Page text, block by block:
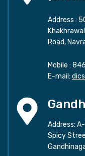
Address :
Road,
Mobile :
E-mail:
Address:
Spicy